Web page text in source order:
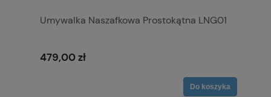
Umywalka Naszafkowa Prostokątna LNG01
479,00 zł
Do koszyka